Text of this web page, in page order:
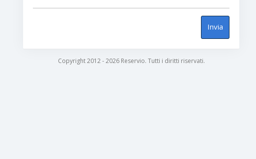
Invia
Copyright 2012 - 2026 Reservio. Tutti i diritti riservati.